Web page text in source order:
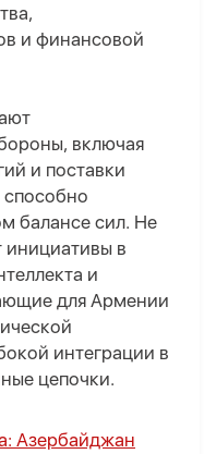
и финансовой
включая
и поставки
способно
балансе сил. Не
инициативы в
и
для Армении
интеграции в
цепочки.
Азербайджан